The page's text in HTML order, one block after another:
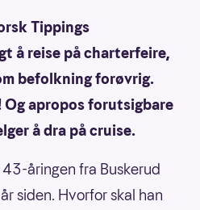
Tippings
å reise på charterfeire,
befolkning forøvrig.
Og apropos forutsigbare
å dra på cruise.
åringen fra Buskerud
siden. Hvorfor skal han